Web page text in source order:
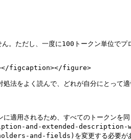
ただし、一度に100トークン単位でプ
figcaption></figure>
法をよく読んで、どれが自分にとって
適用されるため、すべてのトークン
and-extended-description-
fields)を変更する必要がある場